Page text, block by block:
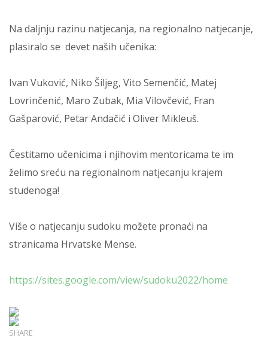
Na daljnju razinu natjecanja, na regionalno natjecanje,
plasiralo se devet naših učenika:
Ivan Vuković, Niko Šiljeg, Vito Semenčić, Matej
Lovrinčenić, Maro Zubak, Mia Vilovčević, Fran
Gašparović, Petar Andačić i Oliver Mikleuš.
Čestitamo učenicima i njihovim mentoricama te im
želimo sreću na regionalnom natjecanju krajem
studenoga!
Više o natjecanju sudoku možete pronaći na
stranicama Hrvatske Mense.
https://sites.google.com/view/sudoku2022/home
SHARE